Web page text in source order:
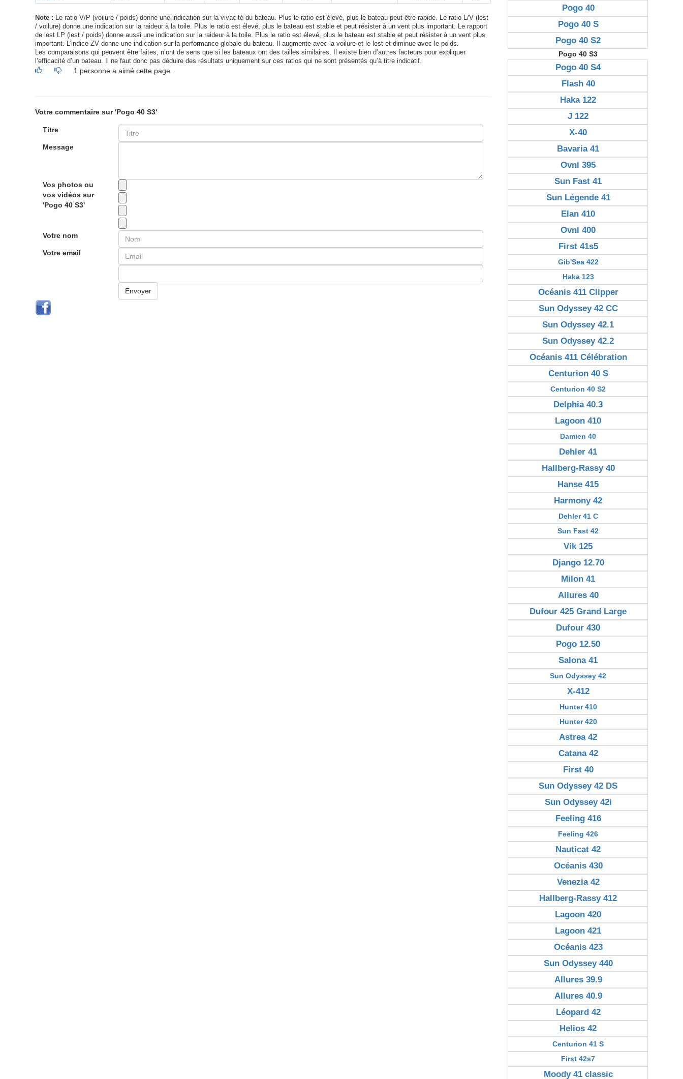
Note : Le ratio V/P (voilure / poids) donne une indication sur la vivacité du bateau. Plus le ratio est élevé, plus le bateau peut être rapide. Le ratio L/V (lest
/ voilure) donne une indication sur la raideur à la toile. Plus le ratio est élevé, plus le bateau est stable et peut résister à un vent plus important. Le rapport
de lest LP (lest / poids) donne aussi une indication sur la raideur à la toile. Plus le ratio est élevé, plus le bateau est stable et peut résister à un vent plus
important. L’indice ZV donne une indication sur la performance globale du bateau. Il augmente avec la voilure et le lest et diminue avec le poids.
Les comparaisons qui peuvent être faites, n’ont de sens que si les bateaux ont des tailles similaires. Il existe bien d’autres facteurs pour expliquer
l’efficacité d’un bateau. Il ne faut donc pas déduire des résultats uniquement sur ces ratios qui ne sont présentés qu’à titre indicatif.
1 personne a aimé cette page.
Votre commentaire sur 'Pogo 40 S3'
Titre
Message
Vos photos ou
vos vidéos sur
'Pogo 40 S3'
Votre nom
Votre email
Envoyer
Pogo 40
Pogo 40 S
Pogo 40 S2
Pogo 40 S3
Pogo 40 S4
Flash 40
Haka 122
J 122
X-40
Bavaria 41
Ovni 395
Sun Fast 41
Sun Légende 41
Elan 410
Ovni 400
First 41s5
Gib'Sea 422
Haka 123
Océanis 411 Clipper
Sun Odyssey 42 CC
Sun Odyssey 42.1
Sun Odyssey 42.2
Océanis 411 Célébration
Centurion 40 S
Centurion 40 S2
Delphia 40.3
Lagoon 410
Damien 40
Dehler 41
Hallberg-Rassy 40
Hanse 415
Harmony 42
Dehler 41 C
Sun Fast 42
Vik 125
Django 12.70
Milon 41
Allures 40
Dufour 425 Grand Large
Dufour 430
Pogo 12.50
Salona 41
Sun Odyssey 42
X-412
Hunter 410
Hunter 420
Astrea 42
Catana 42
First 40
Sun Odyssey 42 DS
Sun Odyssey 42i
Feeling 416
Feeling 426
Nauticat 42
Océanis 430
Venezia 42
Hallberg-Rassy 412
Lagoon 420
Lagoon 421
Océanis 423
Sun Odyssey 440
Allures 39.9
Allures 40.9
Léopard 42
Helios 42
Centurion 41 S
First 42s7
Moody 41 classic